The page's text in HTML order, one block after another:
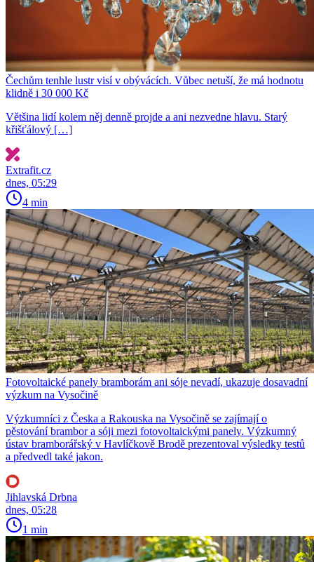
Čechům tenhle lustr visí v obývácích. Vůbec netuší, že má hodnotu
klidně i 30 000 Kč
Většina lidí kolem něj denně projde a ani nezvedne hlavu. Starý
křišťálový […]
Extrafit.cz
dnes, 05:29
4 min
Fotovoltaické panely bramborám ani sóje nevadí, ukazuje dosavadní
výzkum na Vysočině
Výzkumníci z Česka a Rakouska na Vysočině se zajímají o
pěstování brambor a sóji mezi fotovoltaickými panely. Výzkumný
ústav bramborářský v Havlíčkově Brodě prezentoval výsledky testů
a předvedl také jakon.
Jihlavská Drbna
dnes, 05:28
1 min